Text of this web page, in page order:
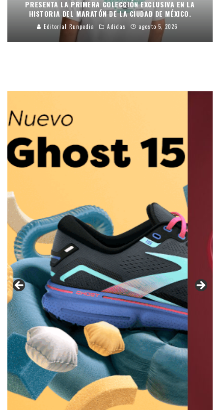
PRESENTA LA PRIMERA COLECCIÓN EXCLUSIVA EN LA
HISTORIA DEL MARATÓN DE LA CIUDAD DE MÉXICO.
Editorial Runpedia Adidas agosto 5, 2026